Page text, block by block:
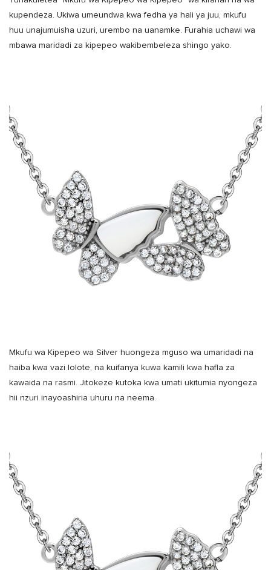
kupendeza. Ukiwa umeundwa kwa fedha ya hali ya juu, mkufu
huu unajumuisha uzuri, urembo na uanamke. Furahia uchawi wa
mbawa maridadi za kipepeo wakibembeleza shingo yako.
Mkufu wa Kipepeo wa Silver huongeza mguso wa umaridadi na
haiba kwa vazi lolote, na kuifanya kuwa kamili kwa hafla za
kawaida na rasmi. Jitokeze kutoka kwa umati ukitumia nyongeza
hii nzuri inayoashiria uhuru na neema.